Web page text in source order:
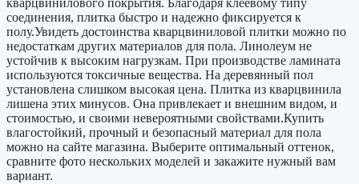
кварцвинилового покрытия. Благодаря клеевому типу
соединения, плитка быстро и надежно фиксируется к
полу.Увидеть достоинства кварцвиниловой плитки можно по
недостаткам других материалов для пола. Линолеум не
устойчив к высоким нагрузкам. При производстве ламината
используются токсичные вещества. На деревянный пол
установлена слишком высокая цена. Плитка из кварцвинила
лишена этих минусов. Она привлекает и внешним видом, и
стоимостью, и своими невероятными свойствами.Купить
влагостойкий, прочный и безопасный материал для пола
можно на сайте магазина. Выберите оптимальный оттенок,
сравните фото нескольких моделей и закажите нужный вам
вариант.